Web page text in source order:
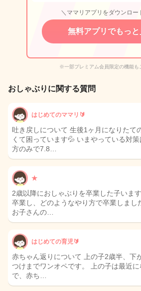
＼ママリアプリをダウンロー
無料アプリでもっと
※一部プレミアム会員限定の機能も
おしゃぶりに関する質問
はじめてのママリ🔰
吐き戻しについて 生後1ヶ月になりたて
くて困っています💦 いまやっている対
方のみで7.8…
★
2歳以降におしゃぶりを卒業した子いま
卒業し、どのようなやり方で卒業しまし
お子さんの…
はじめての育児🔰
赤ちゃん返りについて 上の子2歳半、下
つけまでワンオペです。 上の子は最近
で、赤ち…